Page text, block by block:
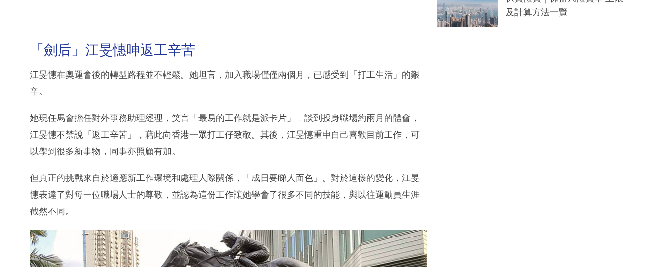
「劍后」江旻憓呻返工辛苦
江旻憓在奧運會後的轉型路程並不輕鬆。她坦言，加入職場僅僅兩個月，已感受到「打工生活」的艱
辛。
她現任馬會擔任對外事務助理經理，笑言「最易的工作就是派卡片」，談到投身職場約兩月的體會，
江旻憓不禁說「返工辛苦」，藉此向香港一眾打工仔致敬。其後，江旻憓重申自己喜歡目前工作，可
以學到很多新事物，同事亦照顧有加。
但真正的挑戰來自於適應新工作環境和處理人際關係，「成日要睇人面色」。對於這樣的變化，江旻
憓表達了對每一位職場人士的尊敬，並認為這份工作讓她學會了很多不同的技能，與以往運動員生涯
截然不同。
及計算方法一覽